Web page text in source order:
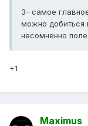
3- самое
можно добиться
несомненно
+1
Maximus